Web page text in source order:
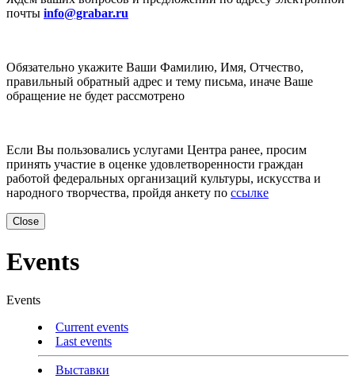
почты info@grabar.ru
Обязательно укажите Ваши Фамилию, Имя, Отчество,
правильный обратный адрес и тему письма, иначе Ваше
обращение не будет рассмотрено
Если Вы пользовались услугами Центра ранее, просим
принять участие в оценке удовлетворенности граждан
работой федеральных организаций культуры, искусства и
народного творчества, пройдя анкету по ссылке
Close
Events
Events
Current events
Last events
Выставки